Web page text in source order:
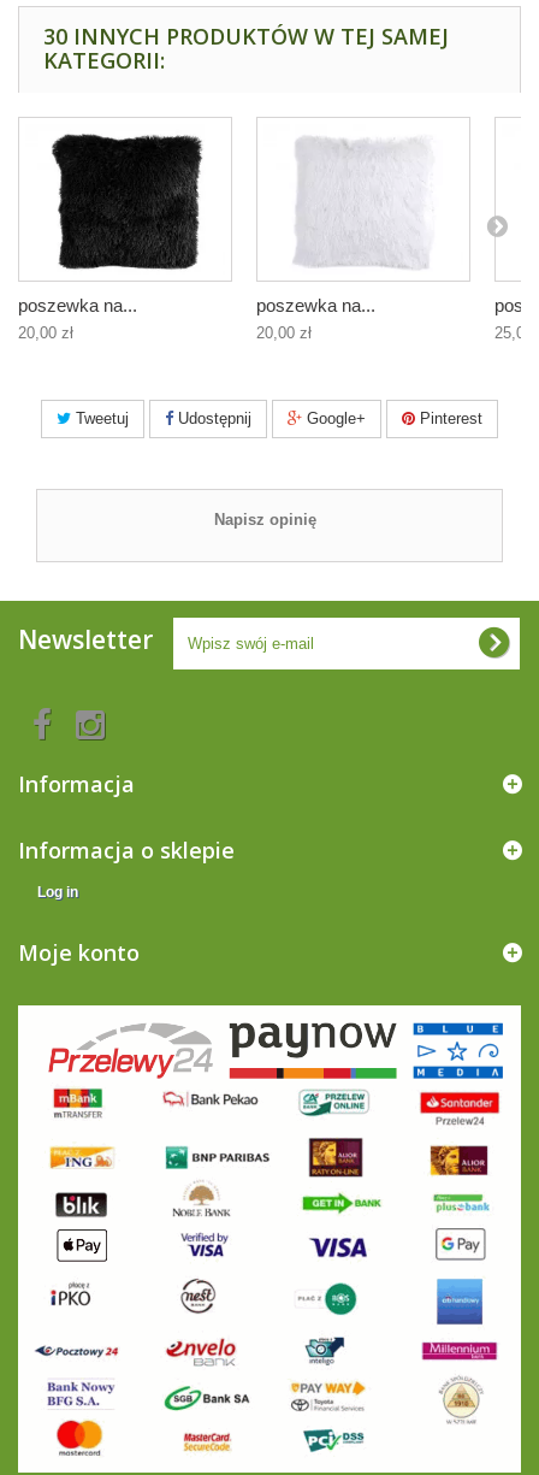
30 INNYCH PRODUKTÓW W TEJ SAMEJ
KATEGORII:
poszewka na...
20,00 zł
poszewka na...
20,00 zł 25,00
Tweetuj Udostępnij Google+ Pinterest
Napisz opinię
Newsletter
Informacja
Informacja o sklepie
Log in
Moje konto